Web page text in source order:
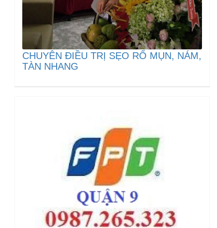
CHUYÊN ĐIỀU TRỊ SẸO RỔ MỤN, NÁM,
TÀN NHANG